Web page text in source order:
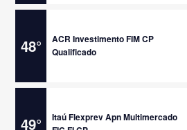
48°
ACR Investimento FIM CP
Qualificado
49°
Itaú Flexprev Apn Multimercado